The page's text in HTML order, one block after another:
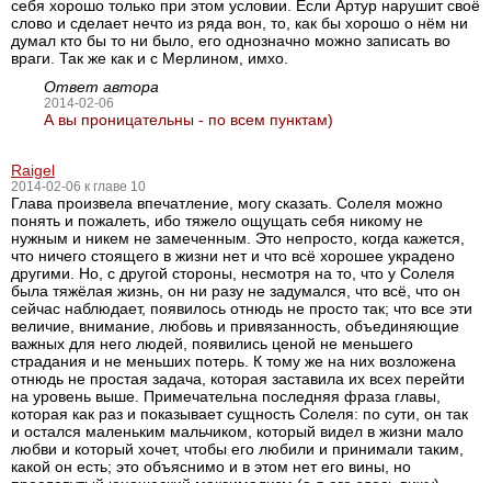
себя хорошо только при этом условии. Если Артур нарушит своё
слово и сделает нечто из ряда вон, то, как бы хорошо о нём ни
думал кто бы то ни было, его однозначно можно записать во
враги. Так же как и с Мерлином, имхо.
Ответ автора
2014-02-06
А вы проницательны - по всем пунктам)
Raigel
2014-02-06 к главе 10
Глава произвела впечатление, могу сказать. Солеля можно
понять и пожалеть, ибо тяжело ощущать себя никому не
нужным и никем не замеченным. Это непросто, когда кажется,
что ничего стоящего в жизни нет и что всё хорошее украдено
другими. Но, с другой стороны, несмотря на то, что у Солеля
была тяжёлая жизнь, он ни разу не задумался, что всё, что он
сейчас наблюдает, появилось отнюдь не просто так; что все эти
величие, внимание, любовь и привязанность, объединяющие
важных для него людей, появились ценой не меньшего
страдания и не меньших потерь. К тому же на них возложена
отнюдь не простая задача, которая заставила их всех перейти
на уровень выше. Примечательна последняя фраза главы,
которая как раз и показывает сущность Солеля: по сути, он так
и остался маленьким мальчиком, который видел в жизни мало
любви и который хочет, чтобы его любили и принимали таким,
какой он есть; это объяснимо и в этом нет его вины, но